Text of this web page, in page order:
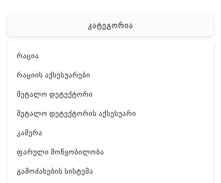
კატეგორია
რაცია
რაციის აქსესუარები
მეტალო დეტექტორი
მეტალო დეტექტორის აქსესუარი
კამერა
ფარული მოწყობილობა
გამოძახების სისტემა